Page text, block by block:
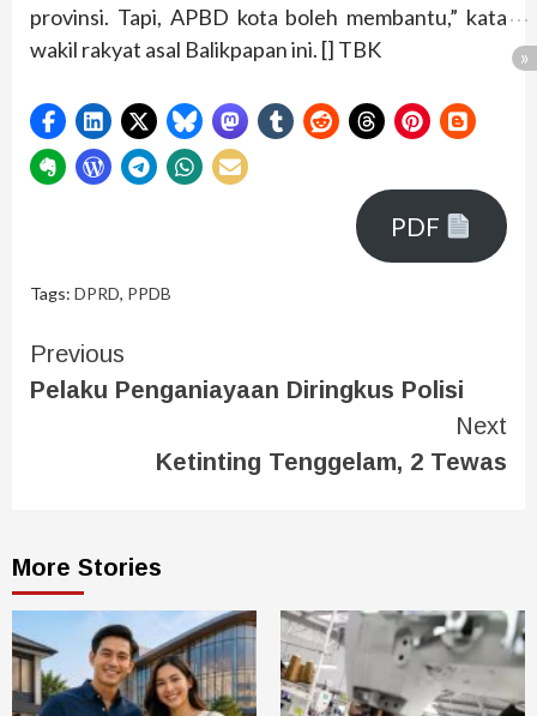
provinsi. Tapi, APBD kota boleh membantu,” kata
wakil rakyat asal Balikpapan ini. [] TBK
PDF
Tags: DPRD, PPDB
Previous
Pelaku Penganiayaan Diringkus Polisi
Next
Ketinting Tenggelam, 2 Tewas
More Stories